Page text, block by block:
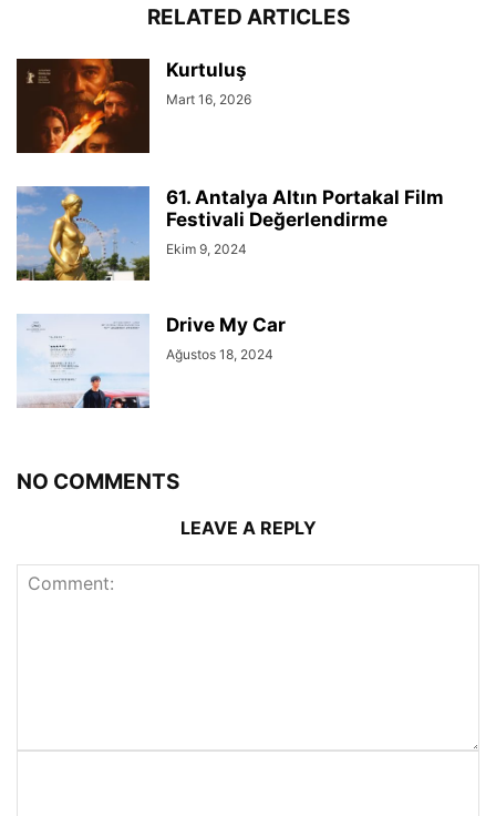
RELATED ARTICLES
Kurtuluş
Mart 16, 2026
61. Antalya Altın Portakal Film
Festivali Değerlendirme
Ekim 9, 2024
Drive My Car
Ağustos 18, 2024
NO COMMENTS
LEAVE A REPLY